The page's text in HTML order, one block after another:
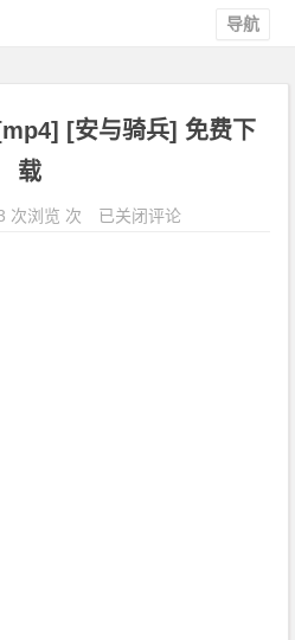
导航
[安与骑兵] 免费下
载
次浏览 次
《红
已关闭评论